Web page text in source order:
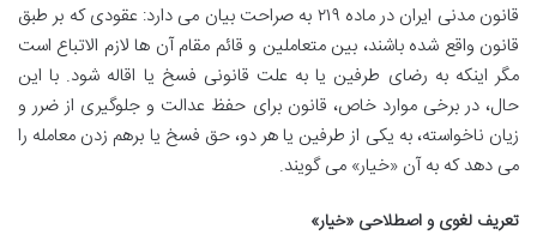
قانون مدنی ایران در ماده ۲۱۹ به صراحت بیان می دارد: عقودی که بر طبق
قانون واقع شده باشند، بین متعاملین و قائم مقام آن ها لازم الاتباع است
مگر اینکه به رضای طرفین یا به علت قانونی فسخ یا اقاله شود. با این
حال، در برخی موارد خاص، قانون برای حفظ عدالت و جلوگیری از ضرر و
زیان ناخواسته، به یکی از طرفین یا هر دو، حق فسخ یا برهم زدن معامله را
می دهد که به آن «خیار» می گویند.
تعریف لغوی و اصطلاحی «خیار»